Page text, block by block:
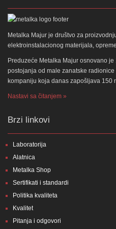
Metalka Majur je društvo za
elektroinstalacionog materijala,
Preduzeće Metalka Majur osnovano
postojanja od male zanatske
kompaniju koja danas zapošljava 150
Nastavi sa čitanjem »
Brzi linkovi
Laboratorija
Alatnica
Metalka Shop
Sertifikati i standardi
Politika kvaliteta
Kvalitet
Pitanja i odgovori